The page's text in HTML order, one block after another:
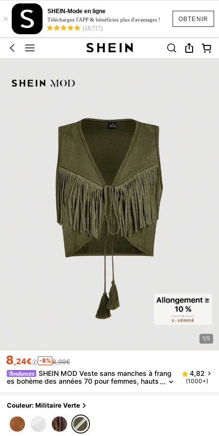
OBTENIR
×
SHEIN-Mode en ligne
Téléchargez l'APP & bénéficiez plus d'avantages !
(18,717)
1/5
8,24€ -8% 8,99€
SHEIN MOD Veste sans manches à frang
es bohème des années 70 pour femmes, hauts
4,82
(1000+)
Couleur: Militaire Verte